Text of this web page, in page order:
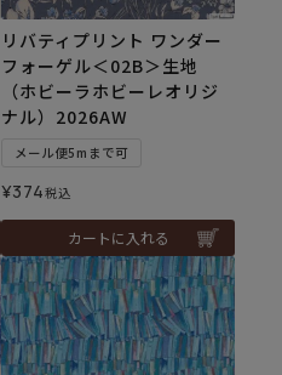
リバティプリント ワンダー
フォーゲル＜02B＞生地
（ホビーラホビーレオリジ
ナル）2026AW
メール便5mまで可
¥374税込
カートに入れる